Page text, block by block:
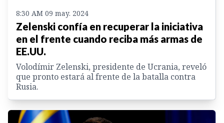
8:30 AM 09 may. 2024
Zelenski confía en recuperar la iniciativa
en el frente cuando reciba más armas de
EE.UU.
Volodímir Zelenski, presidente de Ucrania, reveló
que pronto estará al frente de la batalla contra
Rusia.